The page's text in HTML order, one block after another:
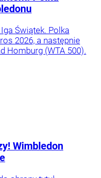
Świątek. Polka
2026, a następnie
Homburg (WTA 500).
Wimbledon